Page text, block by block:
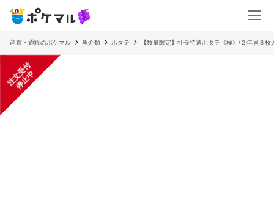
産直・通販のポケマル 魚介類 ホタテ 【数量限定】社長特選ホタテ《極》/２年貝３枚
注
文
受
付
停
止
中